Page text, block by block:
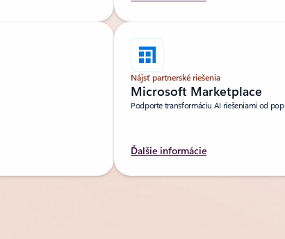
Nájsť partnerské riešenia
Microsoft Marketplace
Podporte transformáciu AI riešeniami od
Ďalšie informácie